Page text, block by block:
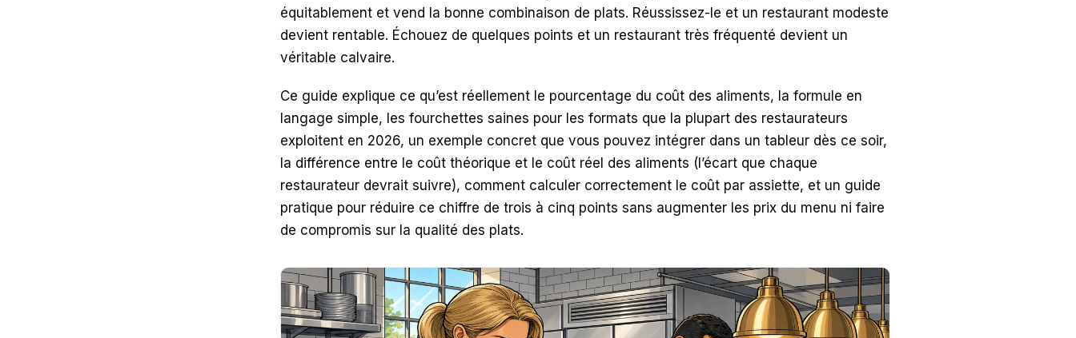
équitablement et vend la bonne combinaison de plats. Réussissez-le et un restaurant modeste
devient rentable. Échouez de quelques points et un restaurant très fréquenté devient un
véritable calvaire.
Ce guide explique ce qu’est réellement le pourcentage du coût des aliments, la formule en
langage simple, les fourchettes saines pour les formats que la plupart des restaurateurs
exploitent en 2026, un exemple concret que vous pouvez intégrer dans un tableur dès ce soir,
la différence entre le coût théorique et le coût réel des aliments (l’écart que chaque
restaurateur devrait suivre), comment calculer correctement le coût par assiette, et un guide
pratique pour réduire ce chiffre de trois à cinq points sans augmenter les prix du menu ni faire
de compromis sur la qualité des plats.